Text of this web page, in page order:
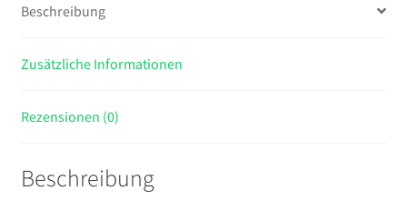
Modularstecker,
Mini-
50
50
Beschreibung
Zusätzliche Informationen
Rezensionen (0)
Beschreibung